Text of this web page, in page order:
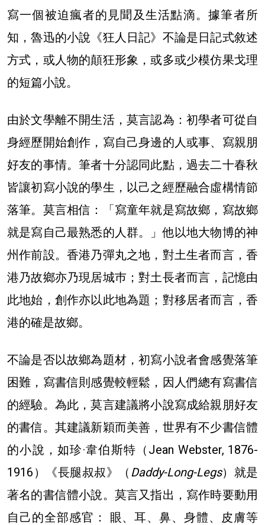
寫一個被迫瘋者的見聞及生活點滴。據筆者所
知，魯迅的小說《狂人日記》不論是日記式敘述
方式，或人物的顛狂形象，或多或少模仿果戈理
的短篇小說。
由於文學離不開生活，莫言認為：初學者可從自
身經歷開始創作，寫自己身邊的人或事、寫親朋
好友的事情。筆者十分認同此點，過去二十春秋
皆讓初寫小說的學生，以己之經歷融合虛構情節
落筆。莫言相信：「寫童年就是寫故鄉，寫故鄉
就是寫自己最熟悉的人群。」他以地大物博的神
州作前設。香港乃彈丸之地，對土生者而言，香
港乃故鄉亦乃現居城巿；對土長者而言，記憶由
此地始，創作亦以此地為題；對移居者而言，香
港的確是故鄉。
不論是否以故鄉為題材，初寫小說者會感覺落筆
困難，寫書信則感覺較輕鬆，因人們總有寫書信
的經驗。為此，莫言建議將小說寫成給親朋好友
的書信。其建議新穎而美善，世界有不少書信體
的小說，如珍·韋伯斯特（Jean Webster, 1876-
1916）《長腿叔叔》（ Daddy-Long-Legs）就是
著名的書信體小說。莫言又指出，寫作時要動用
自己的全部感官： 眼、耳、鼻、身體、皮膚等